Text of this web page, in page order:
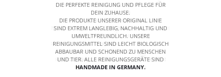
DIE PERFEKTE REINIGUNG UND PFLEGE FÜR
DEIN ZUHAUSE.
DIE PRODUKTE UNSERER ORIGINAL LINIE
SIND EXTREM LANGLEBIG, NACHHALTIG UND
UMWELTFREUNDLICH. UNSERE
REINIGUNGSMITTEL SIND LEICHT BIOLOGISCH
ABBAUBAR UND SCHONEND ZU MENSCHEN
UND TIER. ALLE REINIGUNGSGERÄTE SIND
HANDMADE IN GERMANY.